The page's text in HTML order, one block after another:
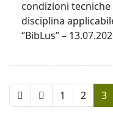
condizioni
disciplina
“BibLus” –
1 2 3